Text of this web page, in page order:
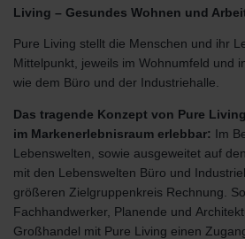
Living – Gesundes Wohnen und
Pure Living stellt die Menschen und ihr
Mittelpunkt, jeweils im Wohnumfeld und
wie dem Büro und der Industriehalle.
Das tragende Konzept von Pure
im Markenerlebnisraum erlebbar: Im
Lebenswelten, sowie ausgeweitet auf
mit den Lebenswelten Büro und
größeren Zielgruppenkreis Rechnung.
Fachhandwerker, Planende und
Großhandel mit Pure Living einen